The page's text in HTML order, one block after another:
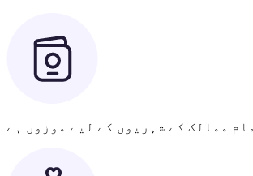
ممالک کے شہریوں کے لیے موزوں ہے